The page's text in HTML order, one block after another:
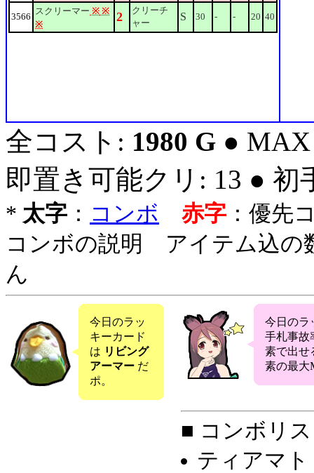
3566
スクリーマー ※ ※
※
2
クリーチ
ャー
S 30 - - 20 40
全コスト: 1980 G ●
即置き可能クリ: 13 ● 初
* 太字 ： コンボ 赤字 ：優先
コンボの説明 アイテム込の
ん
今日のラッ
キーカード
は リビング
アーマー だ
ポ。
今日のラ
手札事故
素で出せ
素の最大
■ コンボリ
ティアマ